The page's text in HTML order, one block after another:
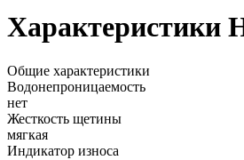
Характеристики
Общие характеристики
Водонепроницаемость
нет
Жесткость щетины
мягкая
Индикатор износа